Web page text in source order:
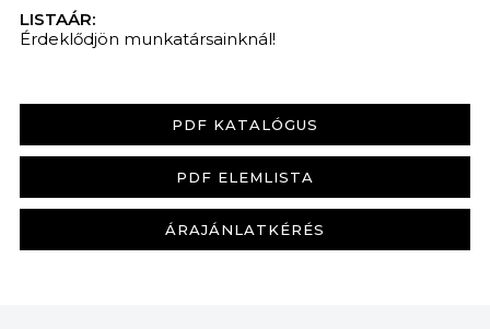
LISTAÁR:
Érdeklődjön munkatársainknál!
PDF KATALÓGUS
PDF ELEMLISTA
ÁRAJÁNLATKÉRÉS
KERESÉS